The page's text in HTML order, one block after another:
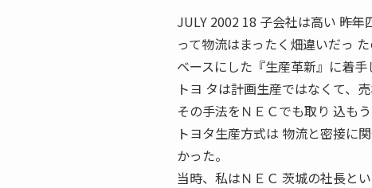
JULY 2002 18 子会社は高い ――昨
って物流はまったく畑違いだっ
ベースにした『生産革新』に着手
トヨ タは計画生産ではなくて、
その手法をＮＥＣでも取り 込も
トヨタ生産方式は 物流と密接に
かった。
当時、私はＮＥＣ 茨城の社長と